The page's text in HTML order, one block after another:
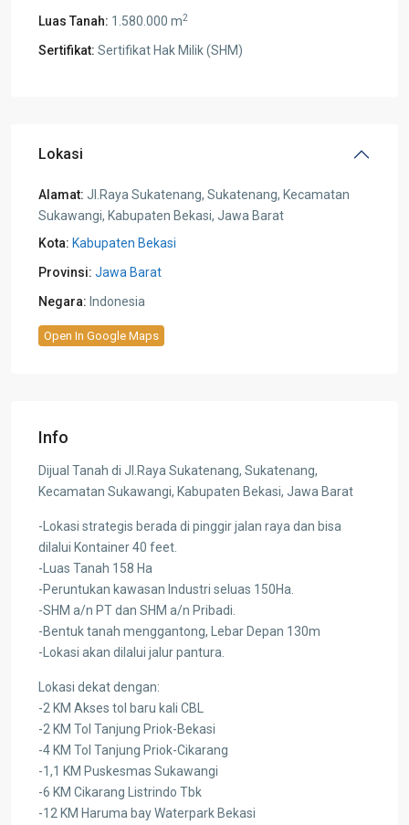
Luas Tanah: 1.580.000 m2
Sertifikat: Sertifikat Hak Milik (SHM)
Lokasi
Alamat: Jl.Raya Sukatenang, Sukatenang, Kecamatan
Sukawangi, Kabupaten Bekasi, Jawa Barat
Kota: Kabupaten Bekasi
Provinsi: Jawa Barat
Negara: Indonesia
Open In Google Maps
Info
Dijual Tanah di Jl.Raya Sukatenang, Sukatenang,
Kecamatan Sukawangi, Kabupaten Bekasi, Jawa Barat
-Lokasi strategis berada di pinggir jalan raya dan bisa
dilalui Kontainer 40 feet.
-Luas Tanah 158 Ha
-Peruntukan kawasan Industri seluas 150Ha.
-SHM a/n PT dan SHM a/n Pribadi.
-Bentuk tanah menggantong, Lebar Depan 130m
-Lokasi akan dilalui jalur pantura.
Lokasi dekat dengan:
-2 KM Akses tol baru kali CBL
-2 KM Tol Tanjung Priok-Bekasi
-4 KM Tol Tanjung Priok-Cikarang
-1,1 KM Puskesmas Sukawangi
-6 KM Cikarang Listrindo Tbk
-12 KM Haruma bay Waterpark Bekasi